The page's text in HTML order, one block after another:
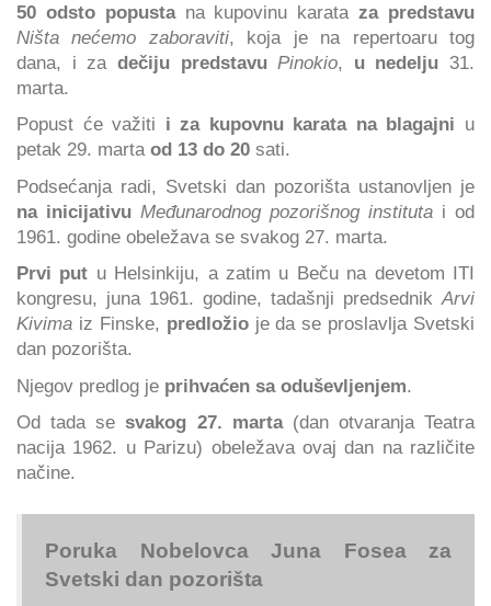
50 odsto popustana kupovinu karataza predstavu
Ništa nećemo zaboraviti, koja je na repertoaru tog
dana, i za dečiju predstavu Pinokio, u nedelju 31.
marta.
Popust će važiti i za kupovnu karata na blagajni u
petak 29. marta od 13 do 20 sati.
Podsećanja radi, Svetski dan pozorišta ustanovljen je
na inicijativu Međunarodnog pozorišnog instituta i od
1961. godine obeležava se svakog 27. marta.
Prvi put u Helsinkiju, a zatim u Beču na devetom ITI
kongresu, juna 1961. godine, tadašnji predsednik Arvi
Kivima iz Finske, predložioje da se proslavlja Svetski
dan pozorišta.
Njegov predlog je prihvaćen sa oduševljenjem.
Od tada se svakog 27. marta(dan otvaranja Teatra
nacija 1962. u Parizu) obeležava ovaj dan na različite
načine.
Poruka Nobelovca Juna Fosea za
Svetski dan pozorišta